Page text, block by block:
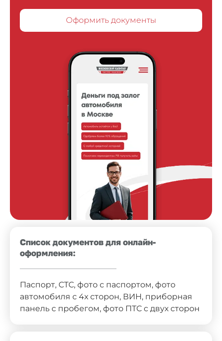
Оформить документы
Список документов для онлайн-
оформления:
Паспорт, СТС, фото с паспортом, фото
автомобиля с 4х сторон, ВИН, приборная
панель с пробегом, фото ПТС с двух сторон